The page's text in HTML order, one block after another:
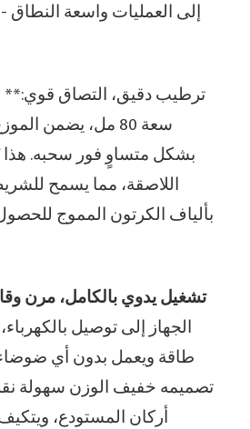
إلى العمليات واسعة النطاق
سعة 80 مل، يضمن
بشكل متساوٍ فور سحبه. هذا
اللاصقة، مما يسمح
بألياف الكرتون المموج
تشغيل يدوي بالكامل، مرن
الجهاز إلى توصيل
طاقة ويعمل بدون أي
تصميمه خفيف الوزن سهولة
أركان المستودع،